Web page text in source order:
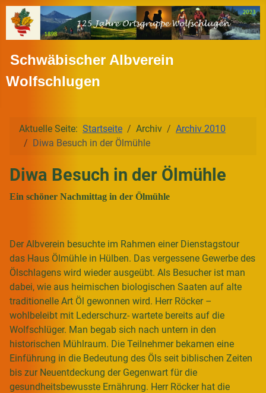
Schwäbischer Albverein
Wolfschlugen
Aktuelle Seite: Startseite Archiv
Archiv 2010
Diwa Besuch in der Ölmühle
Diwa Besuch in der Ölmühle
Ein schöner Nachmittag in der Ölmühle
Der Albverein besuchte im Rahmen einer Dienstagstour
das Haus Ölmühle in Hülben. Das vergessene Gewerbe des
Ölschlagens wird wieder ausgeübt. Als Besucher ist man
dabei, wie aus heimischen biologischen Saaten auf alte
traditionelle Art Öl gewonnen wird. Herr Röcker –
wohlbeleibt mit Lederschurz- wartete bereits auf die
Wolfschlüger. Man begab sich nach untern in den
historischen Mühlraum. Die Teilnehmer bekamen eine
Einführung in die Bedeutung des Öls seit biblischen Zeiten
bis zur Neuentdeckung der Gegenwart für die
gesundheitsbewusste Ernährung. Herr Röcker hat die